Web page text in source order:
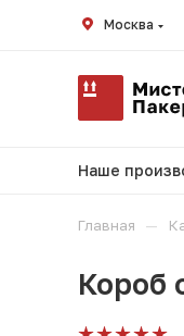
Наше
Москва
Главная —
Короб